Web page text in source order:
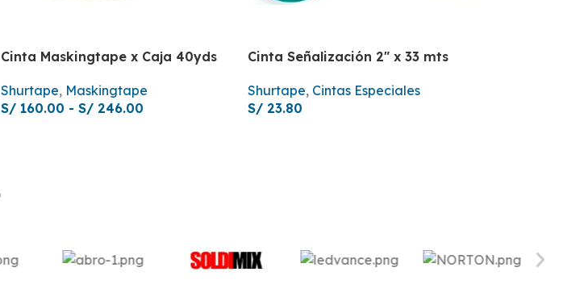
Cinta Maskingtape x Caja 40yds
Shurtape, Maskingtape
S/ 160.00 - S/ 246.00
Cinta Señalización 2″ x 33 mts
Shurtape, Cintas Especiales
S/23.80